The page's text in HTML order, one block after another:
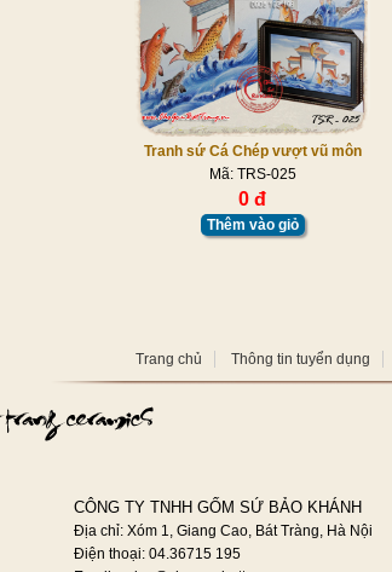
Tranh sứ Cá Chép vượt vũ môn
Mã: TRS-025
0 đ
Thêm vào giỏ
Trang chủ Thông tin tuyển dụng
CÔNG TY TNHH GỐM SỨ BẢO KHÁNH
Địa chỉ: Xóm 1, Giang Cao, Bát Tràng, Hà Nội
Điện thoại: 04.36715 195